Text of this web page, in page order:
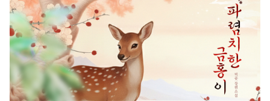
*여자주인공: 금홍이(20세)- 산속의 힘센 나무꾼. 타고난 장사지만
사랑을 쏟아부을 ‘제 아기’에 대한 갈망이 있다.
하지만 아무 씨나 받을 수는 없는 노릇. 인물이 훤칠해야 함은 기본
이요, 고추 또한 우람해야 한다는 확고한 철학이 있다. 그러던 어느
날, 연못에서 목욕하던 선남 단우를 발견한다. 완벽한 아비 후보를
찾아냈다는 환희도 잠시, 그의 날개옷을 훔칠 것인지, 말 것인지 선
택의 기로에 서게 된다.